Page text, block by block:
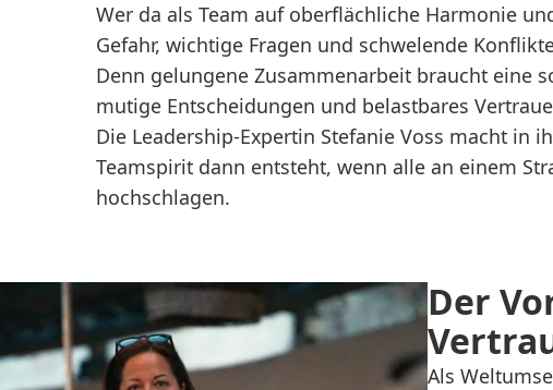
Wer da als Team auf oberflächliche Harmonie
Gefahr, wichtige Fragen und schwelende
Denn gelungene Zusammenarbeit braucht eine
mutige Entscheidungen und belastbares
Die Leadership-Expertin Stefanie Voss macht in
Teamspirit dann entsteht, wenn alle an einem
hochschlagen.
Der
Als